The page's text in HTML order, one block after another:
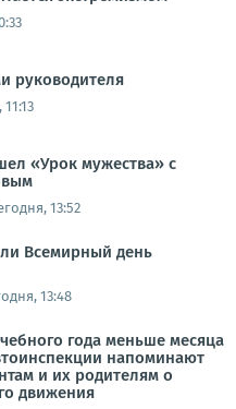
руководителя
«Урок мужества» с
13:52
Всемирный день
13:48
года меньше месяца
напоминают
и их родителям о
движения